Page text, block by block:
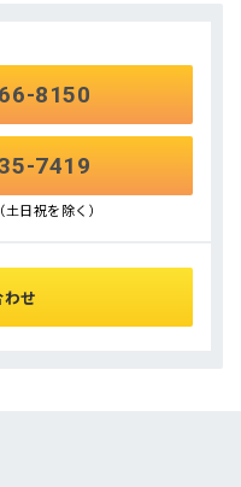
8150
7419
日祝を除く）
せ